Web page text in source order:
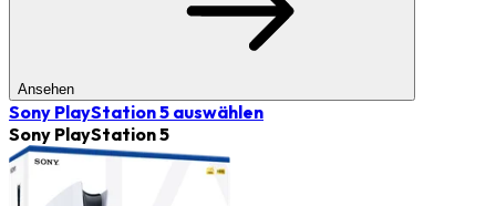
Ansehen
Sony PlayStation 5 auswählen
Sony PlayStation 5